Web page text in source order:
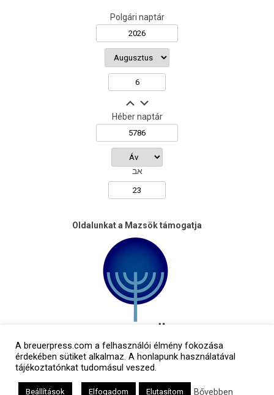
Polgári naptár
Héber naptár
אב
Oldalunkat a Mazsök támogatja
A breuerpress.com a felhasználói élmény fokozása
érdekében sütiket alkalmaz. A honlapunk használatával
tájékoztatónkat tudomásul veszed.
Beállítások Elfogadom Elutasítom Bővebben